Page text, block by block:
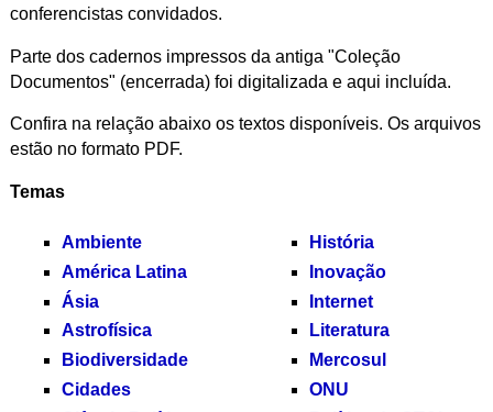
conferencistas convidados.
Parte dos cadernos impressos da antiga "Coleção
Documentos" (encerrada) foi digitalizada e aqui incluída.
Confira na relação abaixo os textos disponíveis. Os arquivos
estão no formato PDF.
Temas
Ambiente
América Latina
Ásia
Astrofísica
Biodiversidade
Cidades
História
Inovação
Internet
Literatura
Mercosul
ONU